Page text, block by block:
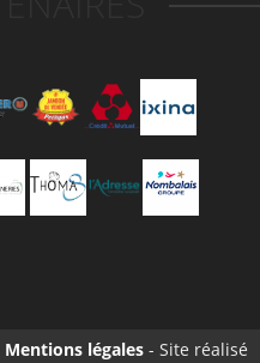
Mentions légales - Site réalisé